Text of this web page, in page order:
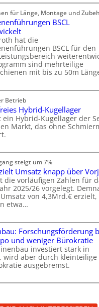
für Länge, Montage und
BSCL
hat die
BSCL für den
sind mehrteilige
mit bis zu 50m
Betrieb
Hybrid-Kugellager
ein Hybrid-Kugellager der
Markt, das ohne
steigt um 7%
Umsatz knapp über
die vorläufigen Zahlen für
2025/26 vorgelegt.
von 4,3Mrd.€
etwa…
Forschungsförderung
und weniger Bürokratie
investiert stark in
wird aber durch kleinteilige
ausgebremst.